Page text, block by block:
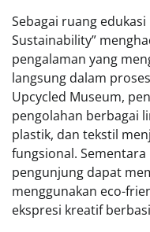
Sebagai ruang
Sustainability”
pengalaman yang
langsung dalam
Upcycled Museum,
pengolahan berbagai
plastik, dan tekstil
fungsional.
pengunjung dapat
menggunakan eco-
ekspresi kreatif